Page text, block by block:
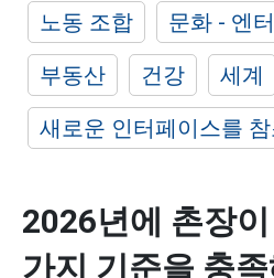
노동 조합
문화 - 엔
부동산
건강 세계
새로운 인터페이스를
2026년에 촌장
가지 기준을 충